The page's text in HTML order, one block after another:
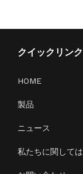
クイックリンク
HOME
製品
ニュース
私たちに関しては